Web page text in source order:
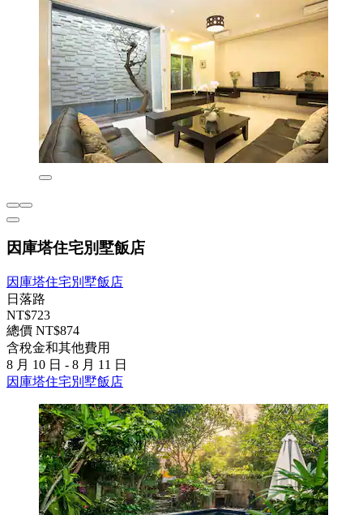
因庫塔住宅別墅飯店
因庫塔住宅別墅飯店
日落路
NT$723
總價 NT$874
含稅金和其他費用
8 月 10 日 - 8 月 11 日
因庫塔住宅別墅飯店